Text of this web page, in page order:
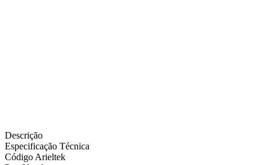
Descrição
Especificação Técnica
Código Arieltek